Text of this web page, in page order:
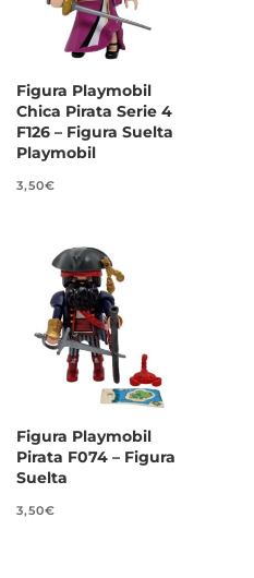
Figura Playmobil
Chica Pirata Serie 4
F126 – Figura Suelta
Playmobil
3,50€
Figura Playmobil
Pirata F074 – Figura
Suelta
3,50€